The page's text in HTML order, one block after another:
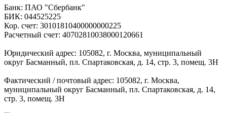
Банк: ПАО "Сбербанк"
БИК: 044525225
Кор. счет: 30101810400000000225
Расчетный счет: 40702810038000120661
Юридический адрес: 105082, г. Москва, муниципальный
округ Басманный, пл. Спартаковская, д. 14, стр. 3, помещ. 3Н
Фактический / почтовый адрес: 105082, г. Москва,
муниципальный округ Басманный, пл. Спартаковская, д. 14,
стр. 3, помещ. 3Н